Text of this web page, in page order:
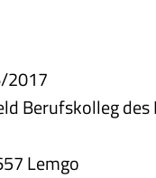
2017
Berufskolleg des
Lemgo